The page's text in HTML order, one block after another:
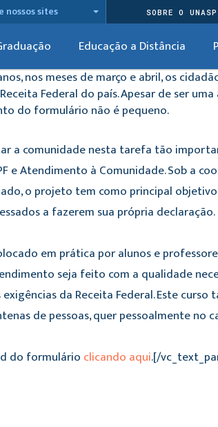
nossos sites SOBRE O UNASP
Educação a Distância
nos meses de março e abril, os
Federal do país. Apesar de ser
do formulário não é pequeno.
a comunidade nesta tarefa tão
e Atendimento à Comunidade. Sob a
o projeto tem como principal
a fazerem sua própria declaração.
em prática por alunos e
seja feito com a qualidade
da Receita Federal. Este
de pessoas, quer pessoalmente no
do formulário clicando aqui.[/